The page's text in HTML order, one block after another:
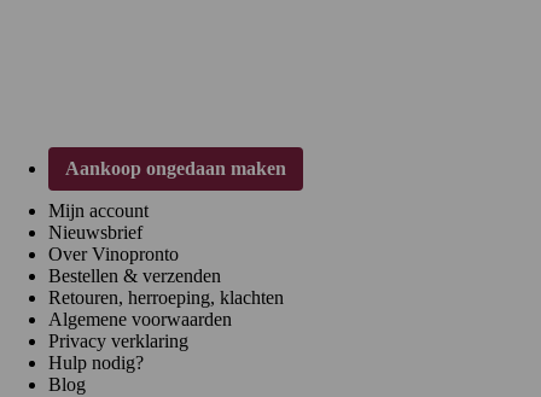
Aankoop ongedaan maken
Mijn account
Nieuwsbrief
Over Vinopronto
Bestellen & verzenden
Retouren, herroeping, klachten
Algemene voorwaarden
Privacy verklaring
Hulp nodig?
Blog